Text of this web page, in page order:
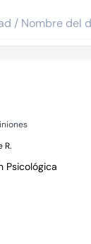
R.
Psicológica